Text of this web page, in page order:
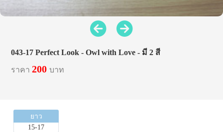
043-17 Perfect Look - Owl with Love - มี 2 สี
ราคา200บาท
ยาว
15-17